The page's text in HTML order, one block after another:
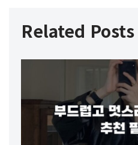
Related Posts